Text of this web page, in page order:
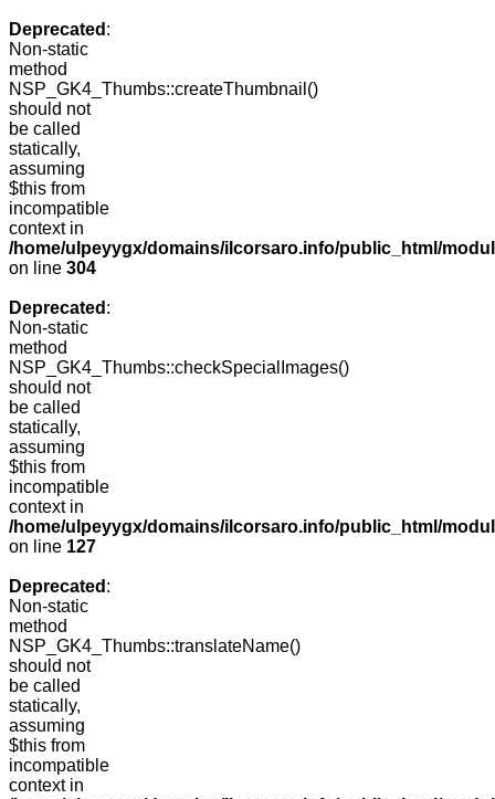
Deprecated :
Non-static
method
NSP_GK4_Thumbs::createThumbnail()
should not
be called
statically,
assuming
$this from
incompatible
context in
/home/ulpeyygx/domains/ilcorsaro.info/public_html/
on line 304
Deprecated :
Non-static
method
NSP_GK4_Thumbs::checkSpecialImages()
should not
be called
statically,
assuming
$this from
incompatible
context in
/home/ulpeyygx/domains/ilcorsaro.info/public_html/
on line 127
Deprecated :
Non-static
method
NSP_GK4_Thumbs::translateName()
should not
be called
statically,
assuming
$this from
incompatible
context in